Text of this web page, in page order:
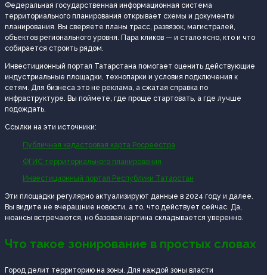
Федеральная государственная информационная система
территориального планирования открывает схемы и документы
планирования. Вы сверяете планы трасс, развязок, магистралей,
объектов регионального уровня. Пара кликов — и стало ясно, кто и что
собирается строить рядом.
Инвестиционный портал Татарстана помогает оценить действующие
индустриальные площадки, технопарки и условия подключения к
сетям. Для бизнеса это не реклама, а сжатая справка по
инфраструктуре. Вы поймете, где проще стартовать, а где лучше
подождать.
Ссылки на эти источники:
Публичная кадастровая карта Росреестра
ФГИС территориального планирования
Инвестиционный портал Республики Татарстан
Эти площадки регулярно актуализируют данные в 2024 году и далее.
Вы видите не вчерашние новости, а то, что действует сейчас. Да,
нюансы встречаются, но базовая картина складывается уверенно.
Что такое зонирование в простых словах
Город делит территорию на зоны. Для каждой зоны власти